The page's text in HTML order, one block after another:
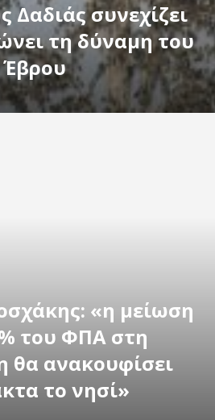
Δαδιάς συνεχίζει
τη δύναμη του
Έβρου
«η μείωση
του ΦΠΑ στη
θα ανακουφίσει
το νησί»